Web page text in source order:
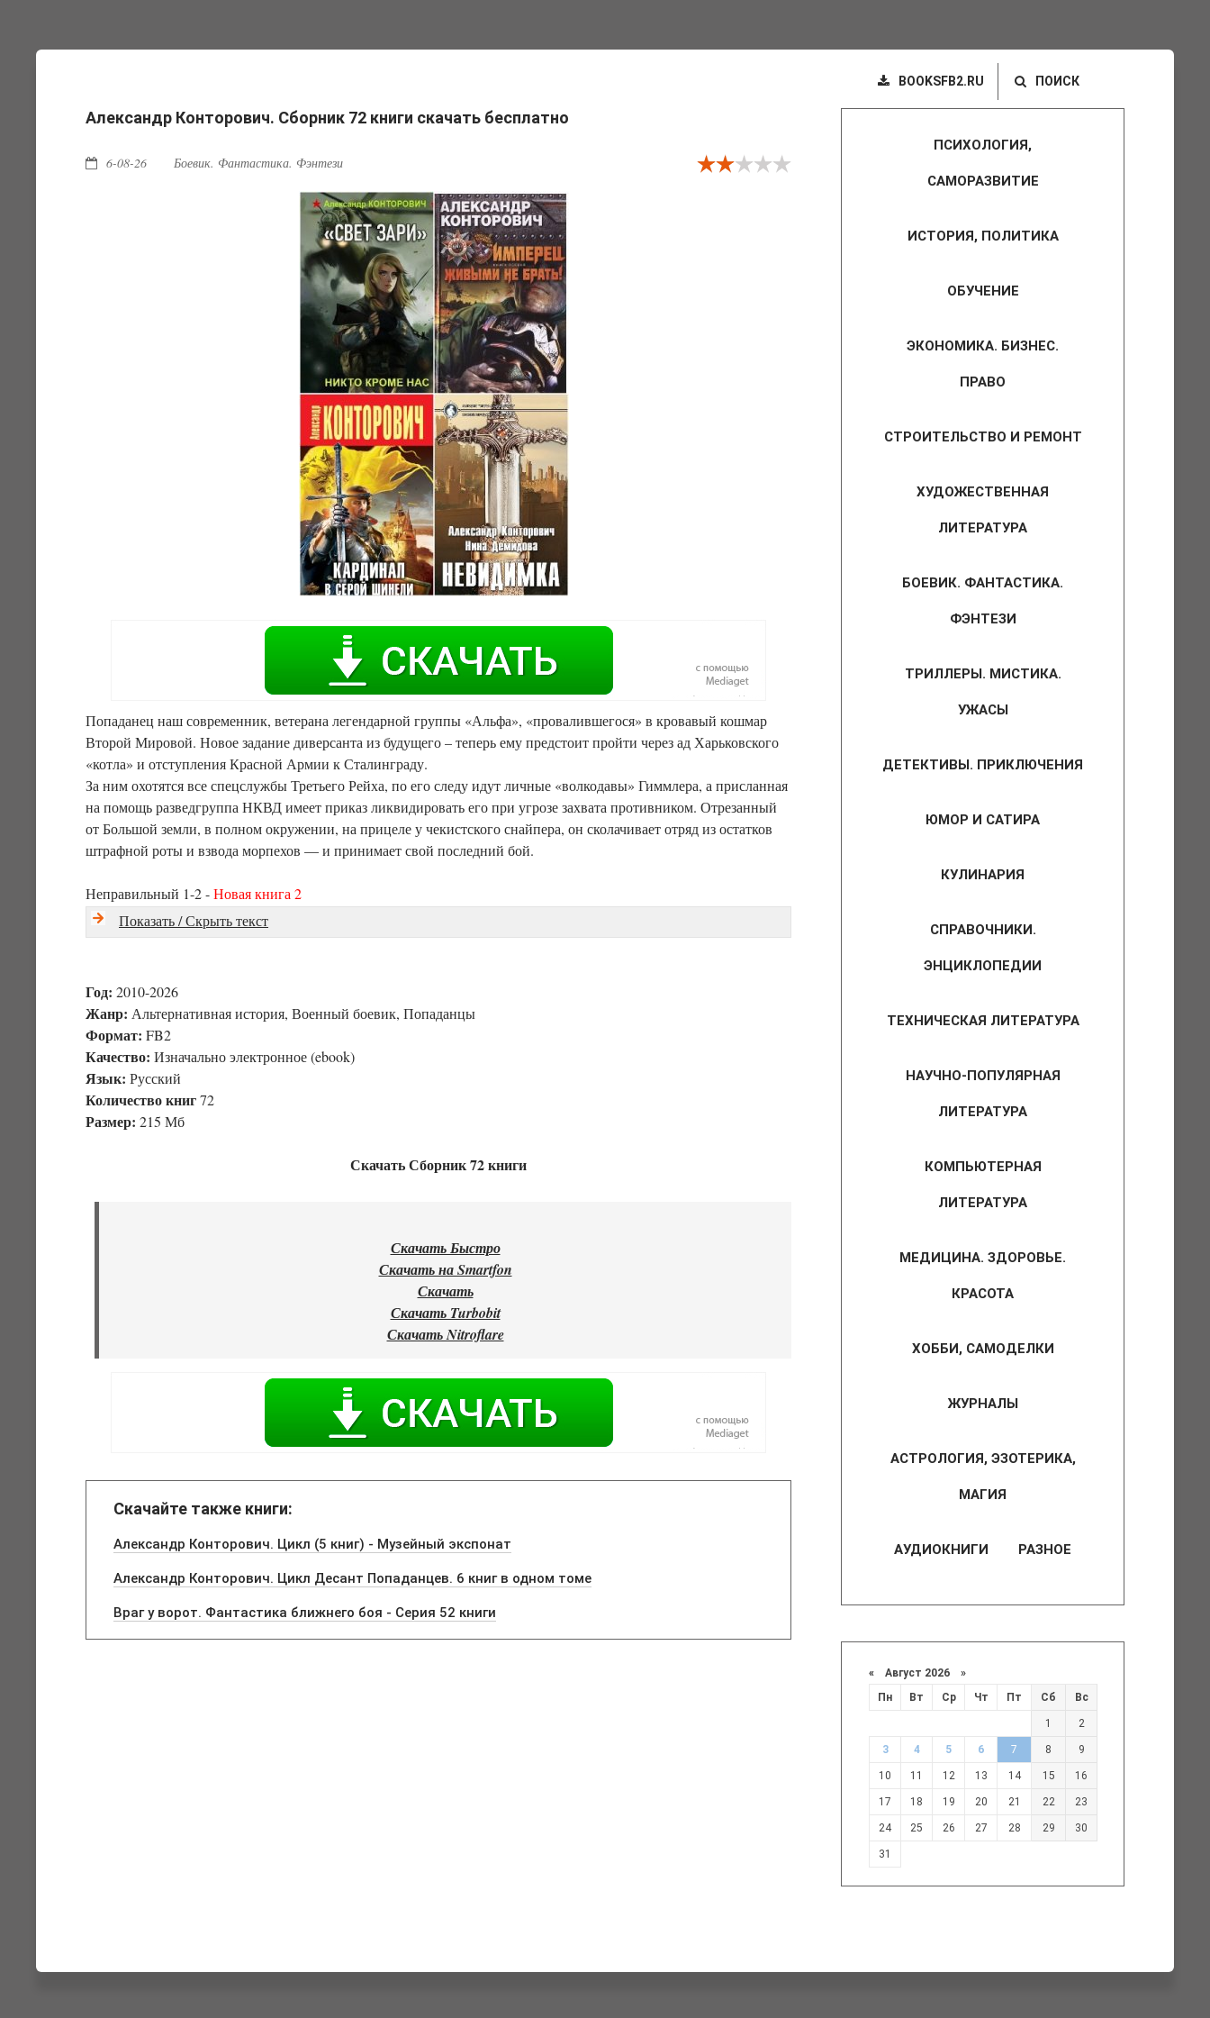
BOOKSFB2.RU ПОИСК
Александр Конторович. Сборник 72 книги скачать бесплатно
6-08-26 Боевик. Фантастика. Фэнтези
Попаданец наш современник, ветерана легендарной группы «Альфа», «провалившегося» в кровавый кошмар
Второй Мировой. Новое задание диверсанта из будущего – теперь ему предстоит пройти через ад Харьковского
«котла» и отступления Красной Армии к Сталинграду.
За ним охотятся все спецслужбы Третьего Рейха, по его следу идут личные «волкодавы» Гиммлера, а присланная
на помощь разведгруппа НКВД имеет приказ ликвидировать его при угрозе захвата противником. Отрезанный
от Большой земли, в полном окружении, на прицеле у чекистского снайпера, он сколачивает отряд из остатков
штрафной роты и взвода морпехов — и принимает свой последний бой.
Неправильный 1-2 -Новая книга 2
Показать / Скрыть текст
Год: 2010-2026
Жанр: Альтернативная история, Военный боевик, Попаданцы
Формат: FB2
Качество: Изначально электронное (ebook)
Язык: Русский
Количество книг72
Размер: 215 Мб
Скачать Сборник 72 книги
Скачать Быстро
Скачать на Smartfon
Скачать
Скачать Turbobit
Скачать Nitroflare
Скачайте также книги:
Александр Конторович. Цикл (5 книг) - Музейный экспонат
Александр Конторович. Цикл Десант Попаданцев. 6 книг в одном томе
Враг у ворот. Фантастика ближнего боя - Серия 52 книги
ПСИХОЛОГИЯ,
САМОРАЗВИТИЕ
ИСТОРИЯ, ПОЛИТИКА
ОБУЧЕНИЕ
ЭКОНОМИКА. БИЗНЕС.
ПРАВО
СТРОИТЕЛЬСТВО И РЕМОНТ
ХУДОЖЕСТВЕННАЯ
ЛИТЕРАТУРА
БОЕВИК. ФАНТАСТИКА.
ФЭНТЕЗИ
ТРИЛЛЕРЫ. МИСТИКА.
УЖАСЫ
ДЕТЕКТИВЫ. ПРИКЛЮЧЕНИЯ
ЮМОР И САТИРА
КУЛИНАРИЯ
СПРАВОЧНИКИ.
ЭНЦИКЛОПЕДИИ
ТЕХНИЧЕСКАЯ ЛИТЕРАТУРА
НАУЧНО-ПОПУЛЯРНАЯ
ЛИТЕРАТУРА
КОМПЬЮТЕРНАЯ
ЛИТЕРАТУРА
МЕДИЦИНА. ЗДОРОВЬЕ.
КРАСОТА
ХОББИ, САМОДЕЛКИ
ЖУРНАЛЫ
АСТРОЛОГИЯ, ЭЗОТЕРИКА,
МАГИЯ
АУДИОКНИГИ РАЗНОЕ
« Август 2026 »
Пн
Вт Ср Чт Пт Сб Вс
1 2
3 4 5 6 7 8 9
10 11 12 13 14 15 16
17 18 19 20 21 22 23
24 25 26 27 28 29 30
31